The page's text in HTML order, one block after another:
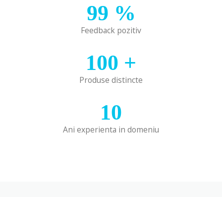
99 %
Feedback pozitiv
100 +
Produse distincte
10
Ani experienta in domeniu